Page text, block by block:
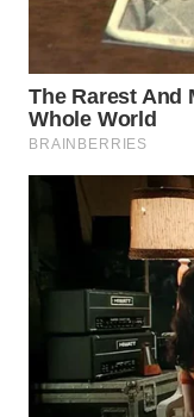
TANJUNG
LESUNG
WN
SIMALUNGUN
WN
LABUHANBATU
WN